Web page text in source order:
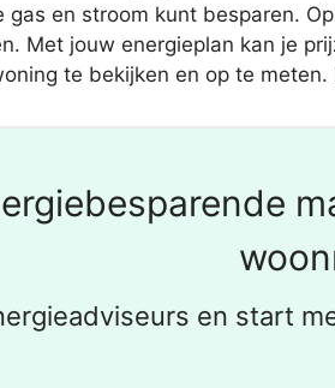
gas en stroom kunt besparen.
Met jouw energieplan kan je
te bekijken en op te
en start